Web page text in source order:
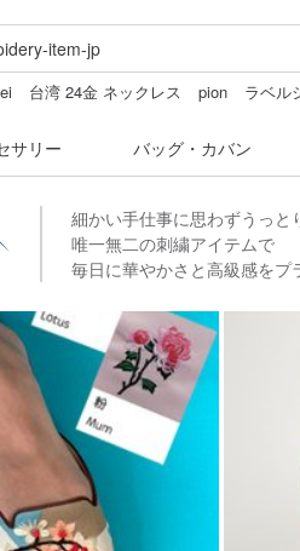
台湾 24金 ネックレス pion ラベル
サリー バッグ・カバン
細かい手仕事に思わずうっと
唯一無二の刺繍アイテムで
毎日に華やかさと高級感をプ